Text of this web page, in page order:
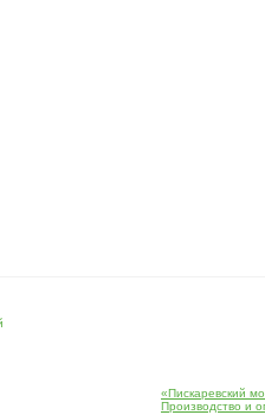
«Пискаревский
Производство и